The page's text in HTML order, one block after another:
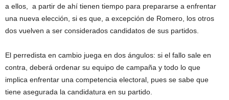
a ellos, a partir de ahí tienen tiempo para prepararse a enfrentar
una nueva elección, si es que, a excepción de Romero, los otros
dos vuelven a ser considerados candidatos de sus partidos.
El perredista en cambio juega en dos ángulos: si el fallo sale en
contra, deberá ordenar su equipo de campaña y todo lo que
implica enfrentar una competencia electoral, pues se sabe que
tiene asegurada la candidatura en su partido.